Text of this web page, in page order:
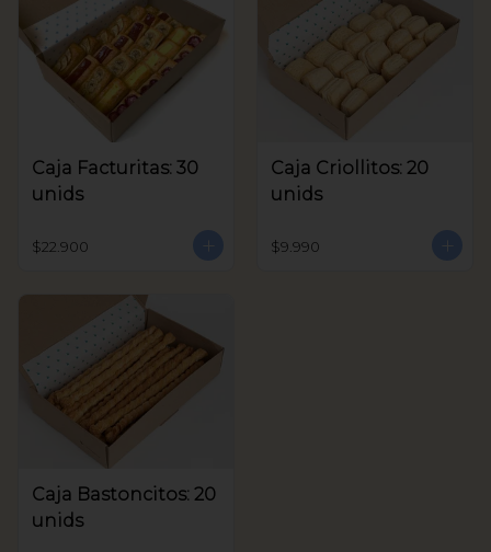
Caja Facturitas: 30
unids
$22.900
Caja Criollitos: 20
unids
$9.990
Caja Bastoncitos: 20
unids